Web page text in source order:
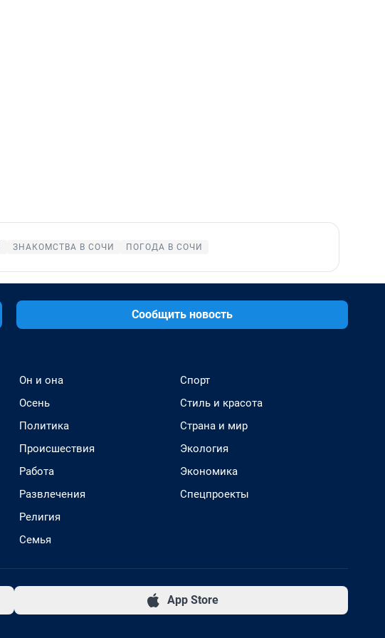
ЗНАКОМСТВА В СОЧИ ПОГОДА В СОЧИ
Сообщить новость
Он и она
Осень
Политика
Происшествия
Работа
Развлечения
Религия
Семья
Спорт
Стиль и красота
Страна и мир
Экология
Экономика
Спецпроекты
App Store